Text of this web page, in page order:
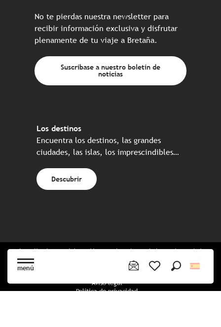
menú
No te pierdas nuestra newsletter para
recibir información exclusiva y disfrutar
plenamente de tu viaje a Bretaña.
Suscríbase a nuestro boletín de
noticias
Los destinos
Encuentra los destinos, las grandes
ciudades, las islas, los imprescindibles…
Descubrir
Web realizada en colaboración con el conjunto de los socios turísticos
Aviso legal
Política de privacidad